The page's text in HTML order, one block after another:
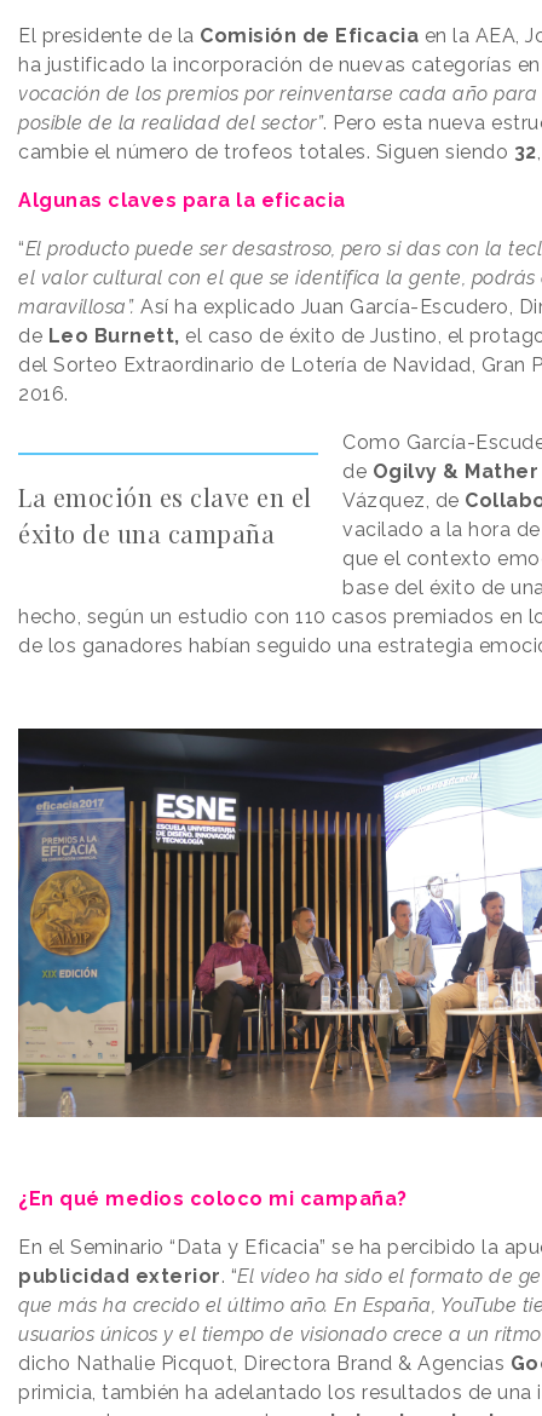
El presidente de la Comisión de Eficacia en la AEA,
ha justificado la incorporación de nuevas categorías
vocación de los premios por reinventarse cada año
posible de la realidad del sector”. Pero esta nueva
cambie el número de trofeos totales. Siguen siendo 32
Algunas claves para la eficacia
“El producto puede ser desastroso, pero si das con la
el valor cultural con el que se identifica la gente,
maravillosa”. Así ha explicado Juan García-Escudero,
de Leo Burnett, el caso de éxito de Justino, el
del Sorteo Extraordinario de Lotería de Navidad, Gran
2016.
La emoción es clave en el
éxito de una campaña
Como García-
de Ogilvy & Mather
Vázquez, de
vacilado a la hora
que el contexto
base del éxito de
hecho, según un estudio con 110 casos premiados en
de los ganadores habían seguido una estrategia
¿En qué medios coloco mi campaña?
En el Seminario “Data y Eficacia” se ha percibido la
publicidad exterior. “El vídeo ha sido el formato de
que más ha crecido el último año. En España, YouTube
usuarios únicos y el tiempo de visionado crece a un
dicho Nathalie Picquot, Directora Brand & Agencias
primicia, también ha adelantado los resultados de una